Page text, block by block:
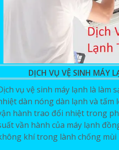
DỊCH VỤ VỆ SINH MÁY
vụ vệ sinh máy lạnh là làm
dàn nóng dàn lạnh và tấm
hành trao đổi nhiệt trong
vần hành của máy lạnh
khí trong lành chống mùi